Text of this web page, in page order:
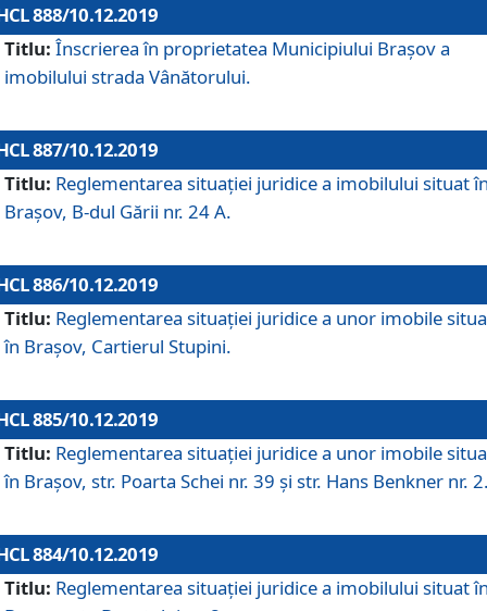
888/10.12.2019
Titlu: Înscrierea în proprietatea Municipiului Braşov a
imobilului strada Vânătorului.
887/10.12.2019
Titlu: Reglementarea situației juridice a imobilului situat
Brașov, B-dul Gării nr. 24 A.
886/10.12.2019
Titlu: Reglementarea situaţiei juridice a unor imobile
în Braşov, Cartierul Stupini.
885/10.12.2019
Titlu: Reglementarea situației juridice a unor imobile
în Brașov, str. Poarta Schei nr. 39 și str. Hans Benkner nr.
884/10.12.2019
Titlu: Reglementarea situației juridice a imobilului situat